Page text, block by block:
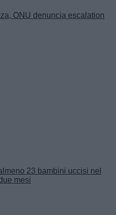
ONU denuncia escalation
23 bambini uccisi nel
mesi